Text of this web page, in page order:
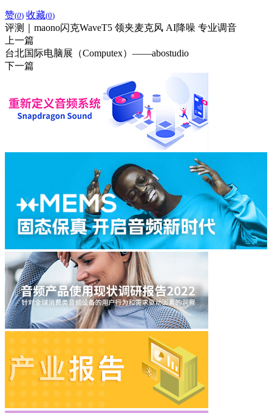
赞(0) 收藏(0)
评测｜maono闪克WaveT5 领夹麦克风 AI降噪 专业调音
上一篇
台北国际电脑展（Computex）——abostudio
下一篇